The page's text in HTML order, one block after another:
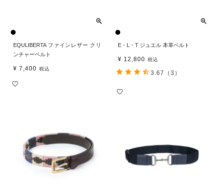
EQULIBERTA ファインレザー クリ
ンチャーベルト
¥ 7,400 税込
E・L・T ジュエル 本革ベルト
¥ 12,800 税込
3.67 （3）